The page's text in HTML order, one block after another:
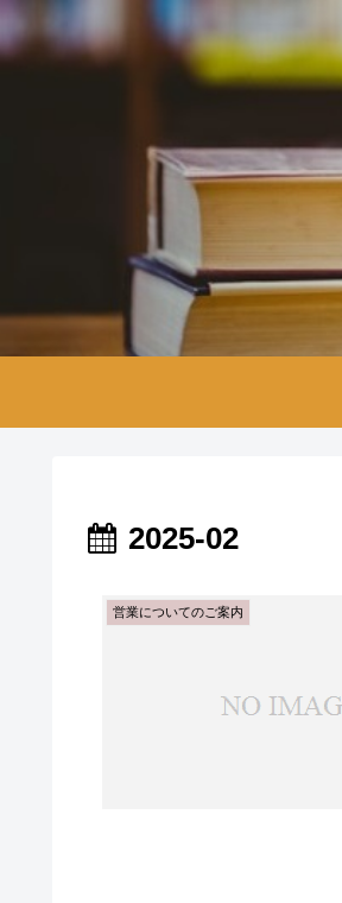
2025-02
営業についてのご案内